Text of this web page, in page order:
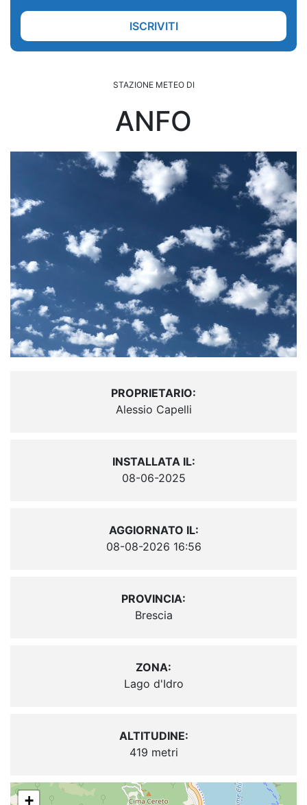
ISCRIVITI
STAZIONE METEO DI
ANFO
PROPRIETARIO:
Alessio Capelli
INSTALLATA IL:
08-06-2025
AGGIORNATO IL:
08-08-2026 16:56
PROVINCIA:
Brescia
ZONA:
Lago d'Idro
ALTITUDINE:
419 metri
+